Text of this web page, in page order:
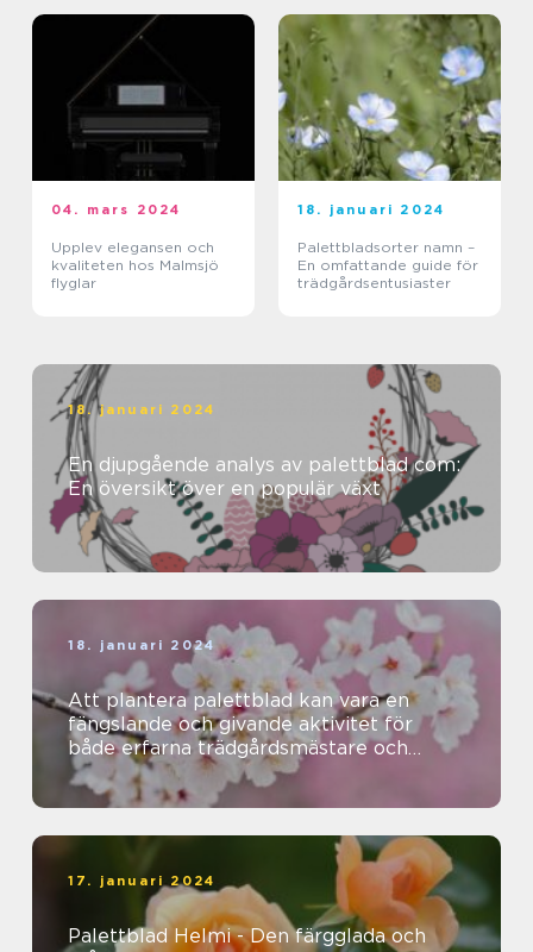
04. mars 2024
Upplev elegansen och
kvaliteten hos Malmsjö
flyglar
18. januari 2024
Palettbladsorter namn –
En omfattande guide för
trädgårdsentusiaster
18. januari 2024
En djupgående analys av palettblad com:
En översikt över en populär växt
18. januari 2024
Att plantera palettblad kan vara en
fängslande och givande aktivitet för
både erfarna trädgårdsmästare och
nybörjare
17. januari 2024
Palettblad Helmi - Den färgglada och